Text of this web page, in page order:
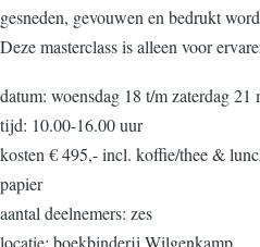
gesneden, gevouwen en bedrukt
Deze masterclass is alleen voor
datum: woensdag 18 t/m zaterdag 21
tijd: 10.00-16.00 uur
kosten € 495,- incl. koffie/thee &
papier
aantal deelnemers: zes
locatie: boekbinderij Wilgenkamp